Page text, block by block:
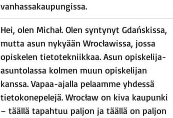
vanhassakaupungissa.
Hei, olen Michał. Olen syntynyt Gdańskissa,
mutta asun nykyään Wrocławissa, jossa
opiskelen tietotekniikkaa. Asun opiskelija-
asuntolassa kolmen muun opiskelijan
kanssa. Vapaa-ajalla pelaamme yhdessä
tietokonepelejä. Wrocław on kiva kaupunki
– täällä tapahtuu paljon ja täällä on paljon